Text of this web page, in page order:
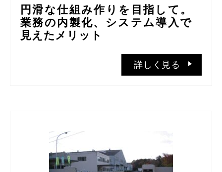
円滑な仕組み作りを目指して。
業務の内製化、システム導入で
見えたメリット
詳しく見る